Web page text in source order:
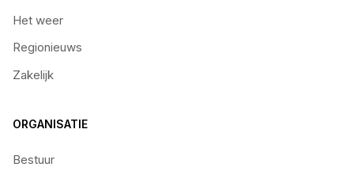
Het weer
Regionieuws
Zakelijk
ORGANISATIE
Bestuur